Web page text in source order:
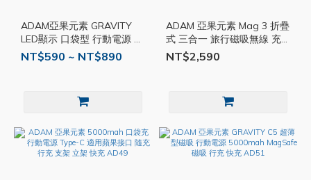
ADAM亞果元素 GRAVITY
LED顯示 口袋型 行動電源 直
插式 TypeC 快充 無線 行充
移動電源 AD57
NT$590 ~ NT$890
ADAM 亞果元素 Mag 3 折疊
式 三合一 旅行磁吸無線 充
電座 MagSafe 蘋果手錶 耳
NT$2,590